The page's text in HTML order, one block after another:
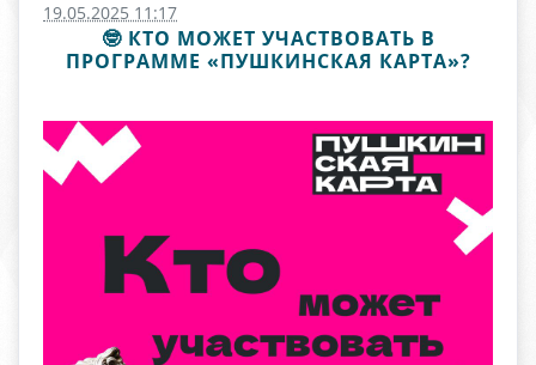
19.05.2025 11:17
🤓 КТО МОЖЕТ УЧАСТВОВАТЬ В
ПРОГРАММЕ «ПУШКИНСКАЯ КАРТА»?